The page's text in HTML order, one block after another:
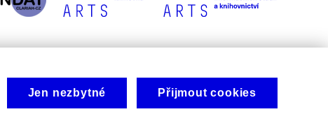
Jen nezbytné Přijmout cookies